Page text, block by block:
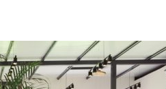
ELEVAR TU ESPACIO